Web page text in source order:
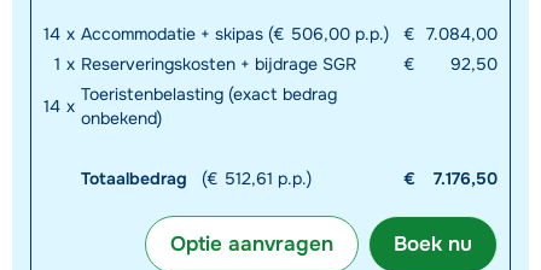
14 x Accommodatie + skipas (€ 506,00 p.p.) € 7.084,00
1 x Reserveringskosten + bijdrage SGR €
92,50
14 x
Toeristenbelasting (exact bedrag
onbekend)
Totaalbedrag (€ 512,61 p.p.) € 7.176,50
Boek nu
Optie aanvragen